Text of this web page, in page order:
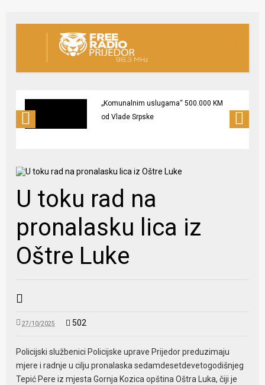
„Komunalnim uslugama“ 500.000 KM
od Vlade Srpske
U toku rad na
pronalasku lica iz
Oštre Luke
27/10/2025 502
Policijski službenici Policijske uprave Prijedor preduzimaju
mjere i radnje u cilju pronalaska sedamdesetdevetogodišnjeg
Tepić Pere iz mjesta Gornja Kozica opština Oštra Luka, čiji je